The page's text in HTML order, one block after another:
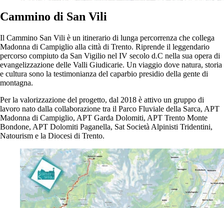
Cammino di San Vili
Il Cammino San Vili è un itinerario di lunga percorrenza che collega
Madonna di Campiglio alla città di Trento. Riprende il leggendario
percorso compiuto da San Vigilio nel IV secolo d.C nella sua opera di
evangelizzazione delle Valli Giudicarie. Un viaggio dove natura, storia
e cultura sono la testimonianza del caparbio presidio della gente di
montagna.
Per la valorizzazione del progetto, dal 2018 è attivo un gruppo di
lavoro nato dalla collaborazione tra il Parco Fluviale della Sarca, APT
Madonna di Campiglio, APT Garda Dolomiti, APT Trento Monte
Bondone, APT Dolomiti Paganella, Sat Società Alpinisti Tridentini,
Natourism e la Diocesi di Trento.